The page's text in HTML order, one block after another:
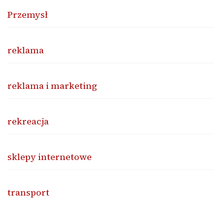
Przemysł
reklama
reklama i marketing
rekreacja
sklepy internetowe
transport